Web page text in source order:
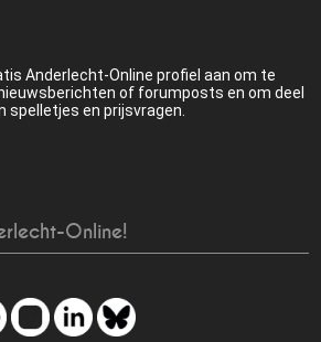
Anderlecht-Online profiel aan om te
of forumposts en om deel
spelletjes en prijsvragen.
Online!